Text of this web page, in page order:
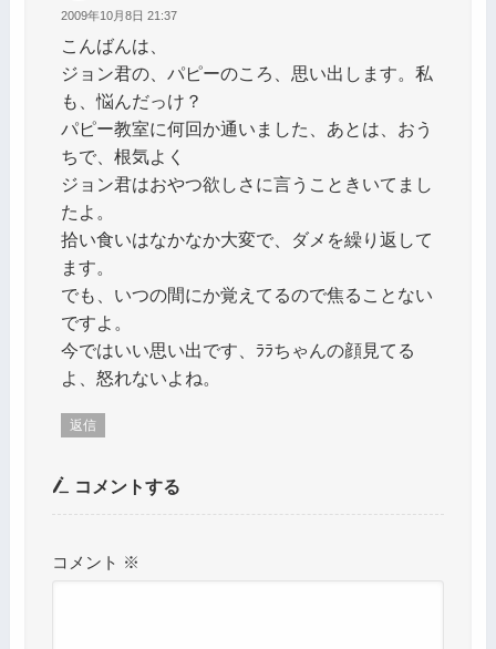
2009年10月8日 21:37
こんばんは、
ジョン君の、パピーのころ、思い出します。私
も、悩んだっけ？
パピー教室に何回か通いました、あとは、おう
ちで、根気よく
ジョン君はおやつ欲しさに言うこときいてまし
たよ。
拾い食いはなかなか大変で、ダメを繰り返して
ます。
でも、いつの間にか覚えてるので焦ることない
ですよ。
今ではいい思い出です、ﾗﾗちゃんの顔見てる
よ、怒れないよね。
返信
コメントする
コメント ※